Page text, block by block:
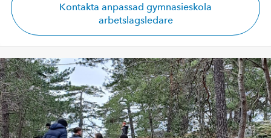
Kontakta anpassad gymnasieskola
arbetslagsledare